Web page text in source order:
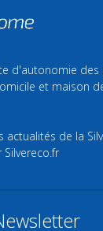
d'autonomie des
et maison
actualités de la
Silvereco.fr